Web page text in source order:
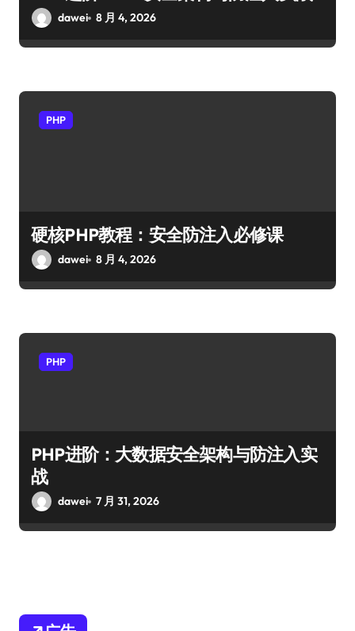
dawei 8 月 4, 2026
PHP
硬核PHP教程：安全防注入必修课
dawei 8 月 4, 2026
PHP
PHP进阶：大数据安全架构与防注入实
战
dawei 7 月 31, 2026